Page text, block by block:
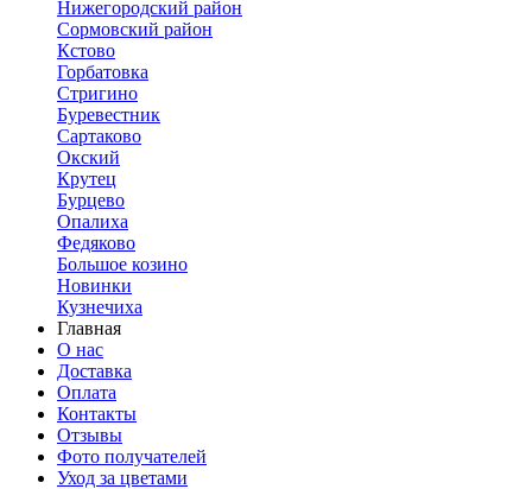
Нижегородский район
Сормовский район
Кстово
Горбатовка
Стригино
Буревестник
Сартаково
Окский
Крутец
Бурцево
Опалиха
Федяково
Большое козино
Новинки
Кузнечиха
Главная
О нас
Доставка
Оплата
Контакты
Отзывы
Фото получателей
Уход за цветами